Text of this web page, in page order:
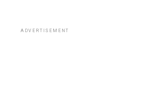
ADVERTISEMENT